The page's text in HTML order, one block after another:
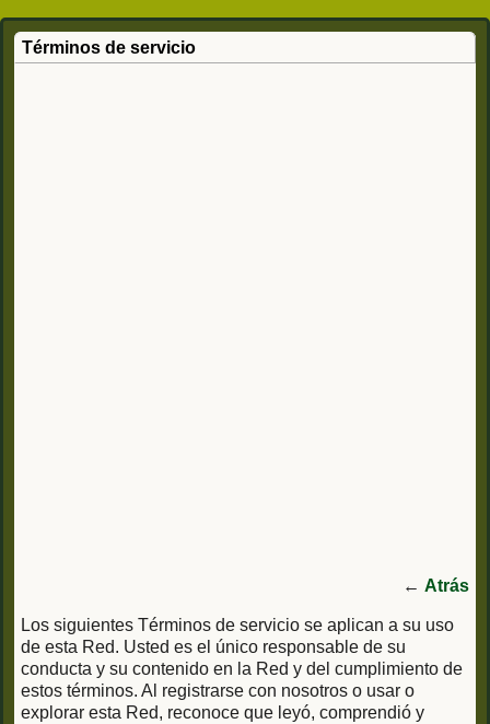
Términos de servicio
← Atrás
Los siguientes Términos de servicio se aplican a su uso
de esta Red. Usted es el único responsable de su
conducta y su contenido en la Red y del cumplimiento de
estos términos. Al registrarse con nosotros o usar o
explorar esta Red, reconoce que leyó, comprendió y